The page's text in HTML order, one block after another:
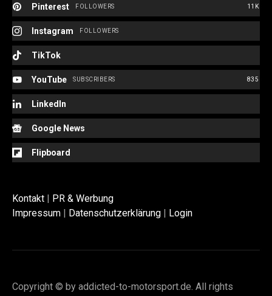
Pinterest 11K
FOLLOWERS
Instagram FOLLOWERS
TikTok
YouTube 835
SUBSCRIBERS
LinkedIn
Google News
Flipboard
Kontakt
PR & Werbung
Impressum
Datenschutzerklärung Login
Copyright © by addicted-to-motorsport.de. All rights